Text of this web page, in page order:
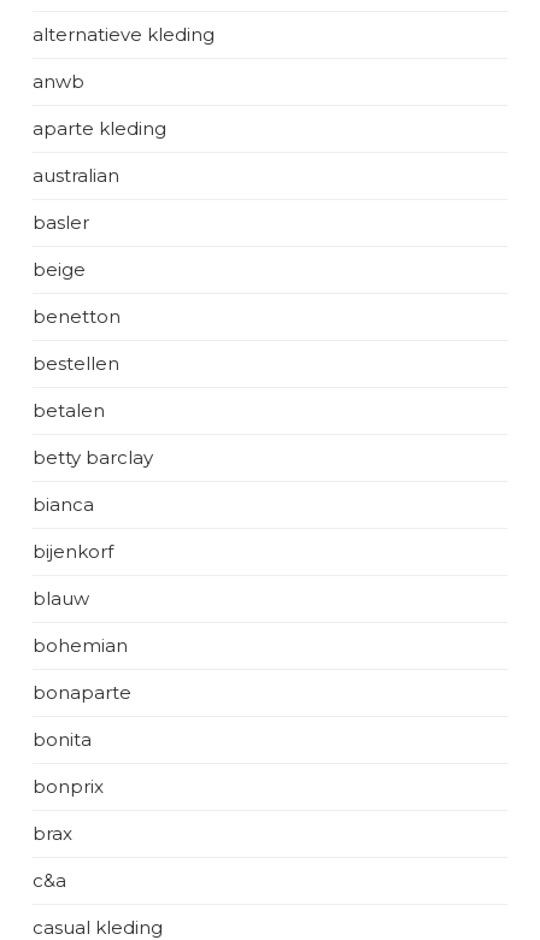
alternatieve kleding
anwb
aparte kleding
australian
basler
beige
benetton
bestellen
betalen
betty barclay
bianca
bijenkorf
blauw
bohemian
bonaparte
bonita
bonprix
brax
c&a
casual kleding